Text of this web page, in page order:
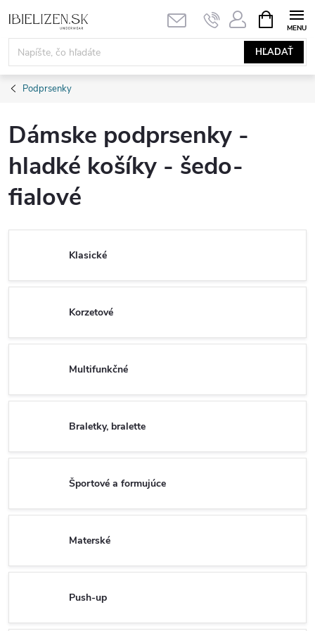
na
obsah
HĽADAŤ
KOŠÍK
Podprsenky
Dámske podprsenky -
hladké košíky - šedo-
fialové
Klasické
Korzetové
Multifunkčné
Braletky, bralette
Športové a formujúce
Materské
Push-up